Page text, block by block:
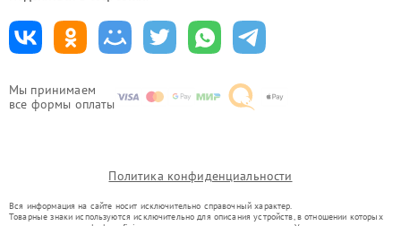
Мы принимаем
все формы оплаты
Политика конфиденциальности
Вся информация на сайте носит исключительно справочный характер.
Товарные знаки используются исключительно для описания устройств, в отношении которых